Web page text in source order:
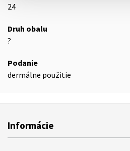
24
Druh obalu
?
Podanie
dermálne použitie
Informácie